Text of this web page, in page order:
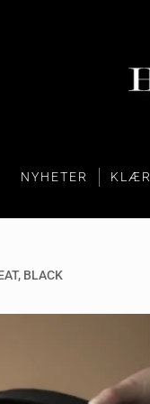
NYHETER KLÆR
BLACK